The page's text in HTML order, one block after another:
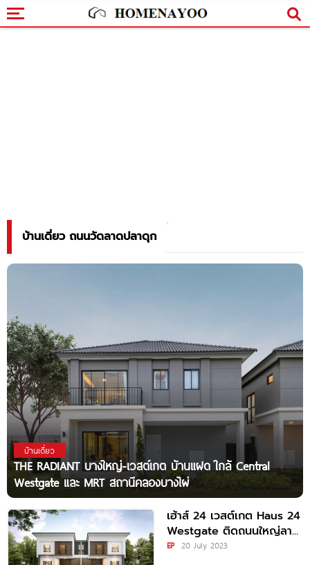
บ้านเดี่ยว ถนนวัดลาดปลาดุก
บ้านเดี่ยว
THE RADIANT บางใหญ่-เวสต์เกต บ้านแฝด ใกล้ Central
Westgate และ MRT สถานีคลองบางไผ่
เฮ้าส์ 24 เวสต์เกต Haus 24
Westgate ติดถนนใหญ่ลาด
ปลาดุก ราคาสุทธิเริ่มต้น
EP 20 July 2023